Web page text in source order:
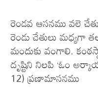
రెండవ ఆసనము వలె
రెండు చేతులు మధ్యగా
మందుకు వంగాలి.
దృష్టిని నిలపి ‘ఓం
12) ప్రణామాసనము